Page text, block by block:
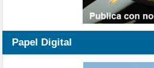
Papel Digital